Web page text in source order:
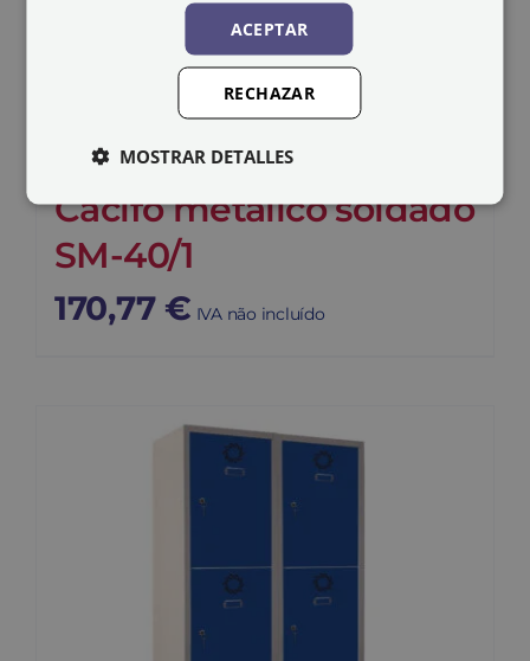
Cacifo metálico soldado
SM-40/1
170,77 € IVA não incluído
ACEPTAR
RECHAZAR
MOSTRAR DETALLES